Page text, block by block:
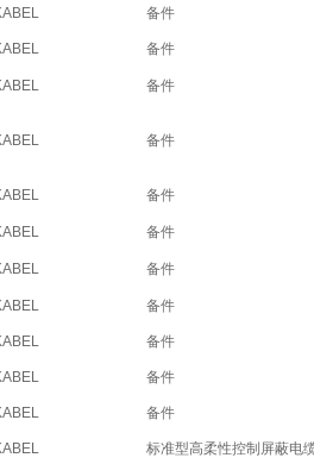
备件
备件
备件
备件
备件
备件
备件
备件
备件
备件
备件
标准型高柔性控制屏蔽电